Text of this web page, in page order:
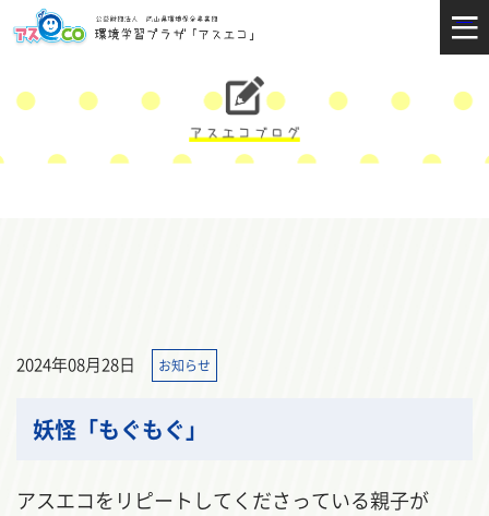
2024年08月28日 お知らせ
妖怪「もぐもぐ」
アスエコをリピートしてくださっている親子が